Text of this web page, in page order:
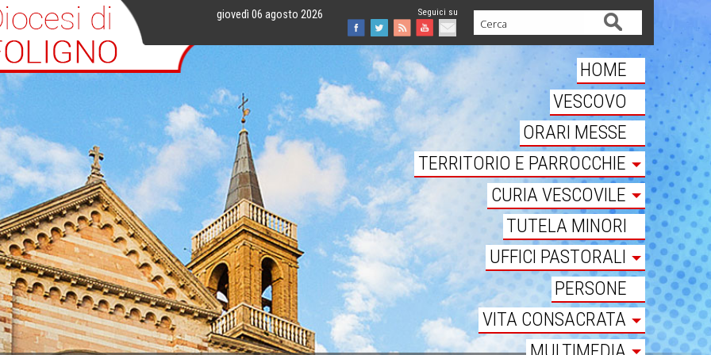
giovedì 06 agosto 2026
Facebook
Twitter
FeedYoutube
Mail
Cerca
HOME
VESCOVO
ORARI MESSE
TERRITORIO E PARROCCHIE
CURIA VESCOVILE
TUTELA MINORI
UFFICI PASTORALI
PERSONE
VITA CONSACRATA